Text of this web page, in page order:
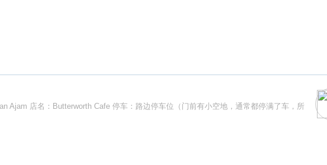
Ajam 店名：Butterworth Cafe 停车：路边停车位（门前有小空地，通常都停满了车，所